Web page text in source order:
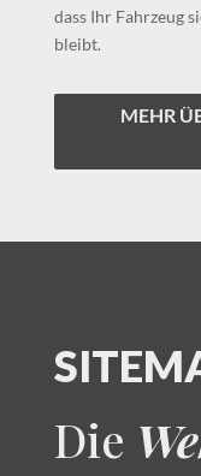
dass Ihr Fahrzeug
bleibt.
MEHR
Die